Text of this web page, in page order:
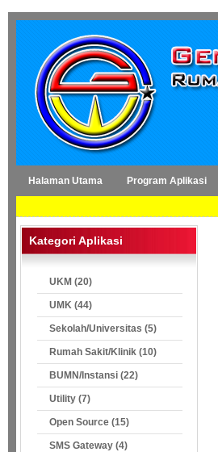
Halaman Utama Program Aplikasi
Kategori Aplikasi
UKM (20)
UMK (44)
Sekolah/Universitas (5)
Rumah Sakit/Klinik (10)
BUMN/Instansi (22)
Utility (7)
Open Source (15)
SMS Gateway (4)